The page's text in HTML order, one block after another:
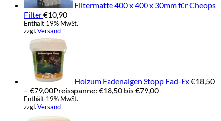
Filtermatte 400 x 400 x 30mm für Cheops
Filter€10,90
Enthält 19% MwSt.
zzgl. Versand
Holzum Fadenalgen Stopp Fad-Ex€18,50
– €79,00Preisspanne: €18,50 bis €79,00
Enthält 19% MwSt.
zzgl. Versand